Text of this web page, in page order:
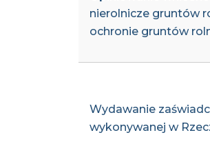
nierolnicze gruntów
ochronie gruntów
Wydawanie
wykonywanej w